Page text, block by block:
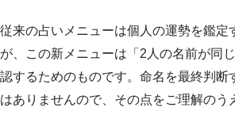
従来の占いメニューは個人の運勢を鑑定
が、この新メニューは「2人の名前が同
認するためのものです。命名を最終判断
はありませんので、その点をご理解のう